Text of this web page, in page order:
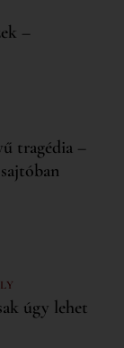
–
tragédia –
úgy lehet